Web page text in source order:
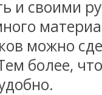
и своими
можно
более,